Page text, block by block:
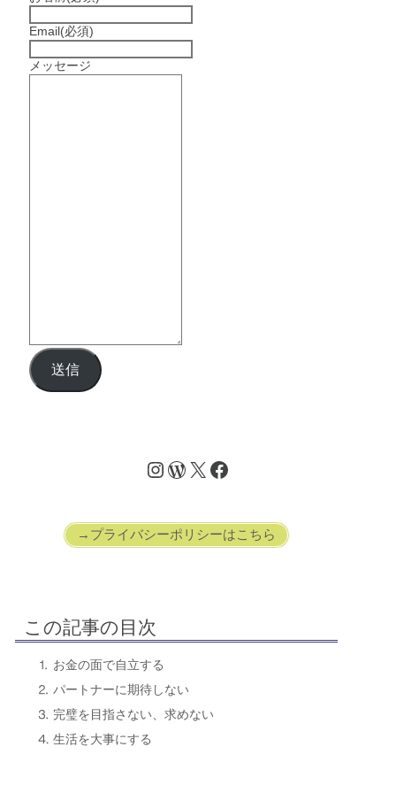
Email(必須)
メッセージ
送信
→プライバシーポリシーはこちら
この記事の目次
⒈ お金の面で自立する
⒉ パートナーに期待しない
⒊ 完璧を目指さない、求めない
⒋ 生活を大事にする